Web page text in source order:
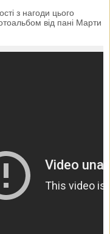
з нагоди цього
від пані Марти